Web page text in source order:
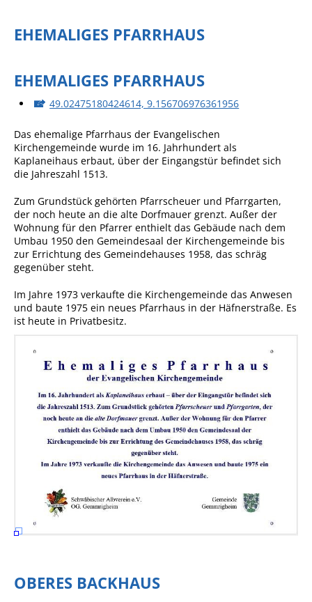
EHEMALIGES PFARRHAUS
EHEMALIGES PFARRHAUS
49.02475180424614, 9.156706976361956
Das ehemalige Pfarrhaus der Evangelischen
Kirchengemeinde wurde im 16. Jahrhundert als
Kaplaneihaus erbaut, über der Eingangstür befindet sich
die Jahreszahl 1513.
Zum Grundstück gehörten Pfarrscheuer und Pfarrgarten,
der noch heute an die alte Dorfmauer grenzt. Außer der
Wohnung für den Pfarrer enthielt das Gebäude nach dem
Umbau 1950 den Gemeindesaal der Kirchengemeinde bis
zur Errichtung des Gemeindehauses 1958, das schräg
gegenüber steht.
Im Jahre 1973 verkaufte die Kirchengemeinde das Anwesen
und baute 1975 ein neues Pfarrhaus in der Häfnerstraße. Es
ist heute in Privatbesitz.
OBERES BACKHAUS